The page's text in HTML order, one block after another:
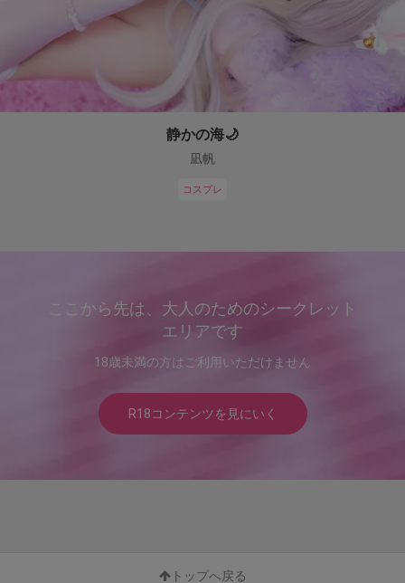
静かの海🌙
凪帆
コスプレ
ここから先は、大人のためのシークレット
エリアです
18歳未満の方はご利用いただけません
R18コンテンツを見にいく
トップへ戻る